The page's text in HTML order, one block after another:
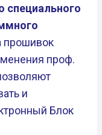
специального
прошивок
проф.
и
Блок